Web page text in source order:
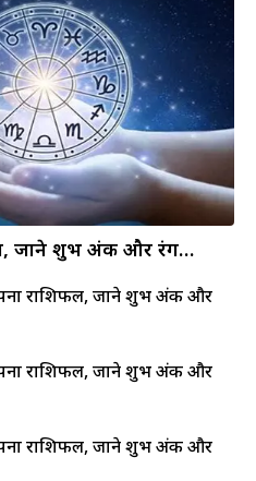
जाने शुभ अंक और रंग…
राशिफल, जाने शुभ अंक और
राशिफल, जाने शुभ अंक और
राशिफल, जाने शुभ अंक और